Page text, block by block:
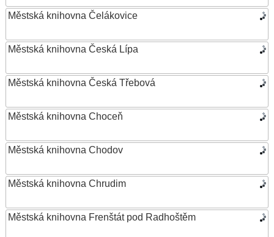
Městská knihovna Čelákovice
Městská knihovna Česká Lípa
Městská knihovna Česká Třebová
Městská knihovna Choceň
Městská knihovna Chodov
Městská knihovna Chrudim
Městská knihovna Frenštát pod Radhoštěm